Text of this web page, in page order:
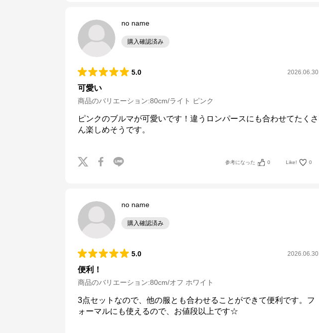
no name
購入確認済み
5.0 2026.06.30
可愛い
商品のバリエーション:80cm/ライト ピンク
ピンクのブルマが可愛いです！違うロンパースにも合わせてたくさ
ん楽しめそうです。
参考になった 0 Like! 0
no name
購入確認済み
5.0 2026.06.30
便利！
商品のバリエーション:80cm/オフ ホワイト
3点セットなので、他の服とも合わせることができて便利です。フ
ォーマルにも使えるので、お値段以上です☆